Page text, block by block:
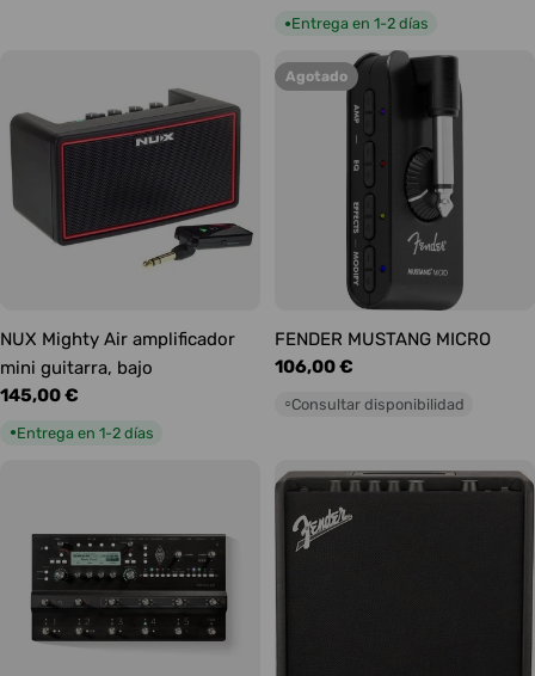
habitual
●Entrega en 1-2 días
NUX Mighty Air amplificador
mini guitarra, bajo
Precio
145,00 €
●Entrega en 1-2 días
Agotado
FENDER MUSTANG MICRO
Precio
106,00 €
○Consultar disponibilidad